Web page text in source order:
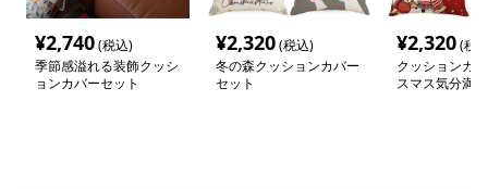
¥2,740(税込)
季節感溢れる装飾クッシ
ョンカバーセット
¥2,320(税込)
冬の森クッションカバー
セット
¥2,320(税
クッションカ
スマス気分満